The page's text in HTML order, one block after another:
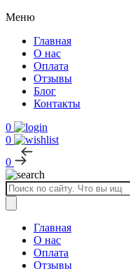
Меню
Главная
О нас
Оплата
Отзывы
Блог
Контакты
0
0
0
Поиск
товаров
Главная
О нас
Оплата
Отзывы